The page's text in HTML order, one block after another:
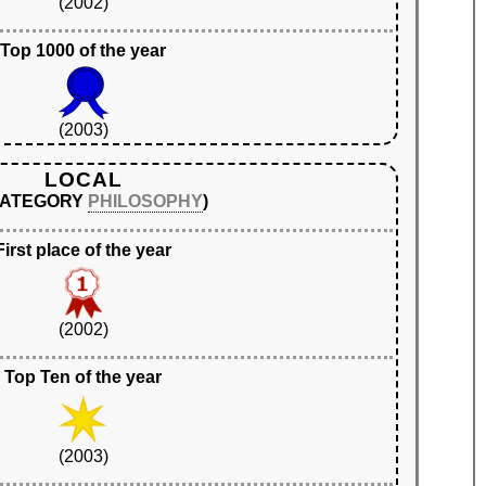
Top 1000 of the year
(2003)
LOCAL
PHILOSOPHY)
place of the year
(2002)
Top Ten of the year
(2003)